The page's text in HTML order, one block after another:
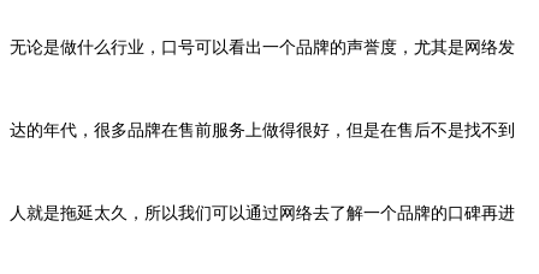
无论是做什么行业，口号可以看出一个品牌的声誉度，尤其是网络发
达的年代，很多品牌在售前服务上做得很好，但是在售后不是找不到
人就是拖延太久，所以我们可以通过网络去了解一个品牌的口碑再进